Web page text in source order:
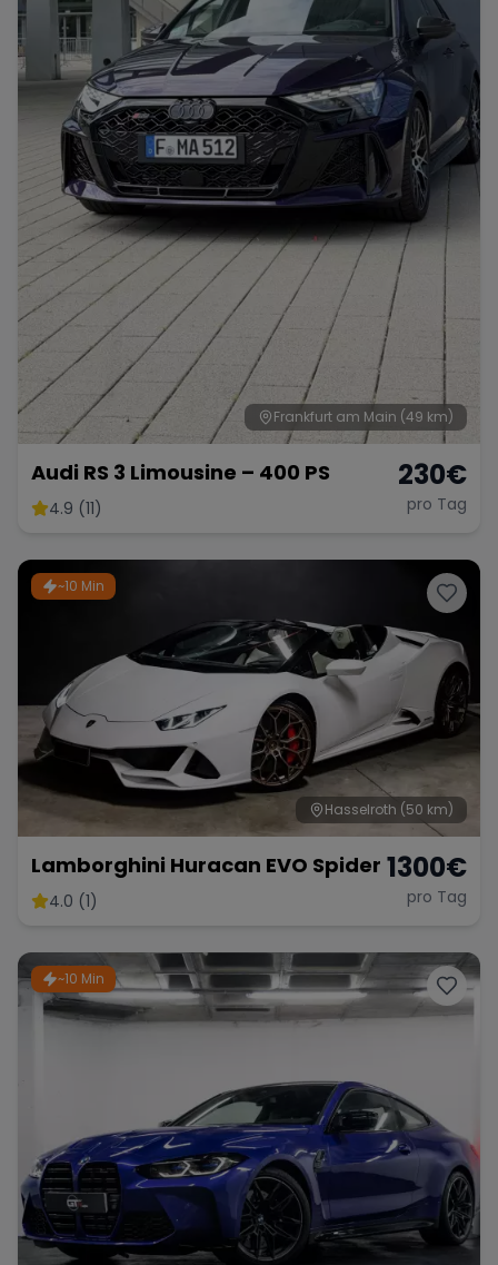
Frankfurt am Main (49 km)
Audi RS 3 Limousine – 400 PS
4.9 (11)
230€
pro Tag
~10 Min
Hasselroth (50 km)
Lamborghini Huracan EVO Spider
4.0 (1)
1300€
pro Tag
~10 Min